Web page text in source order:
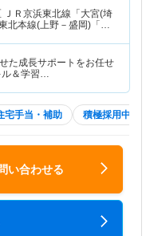
ＪＲ京浜東北線「大宮(埼
北本線(上野－盛岡)「大
た成長サポートをお任せ
ル＆学習…
宅手当・補助 積極採用中
い合わせる